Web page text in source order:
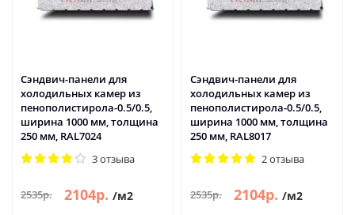
Сэндвич-панели для
холодильных камер из
пенополистирола-0.5/0.5,
ширина 1000 мм, толщина
250 мм, RAL7024
3 отзыва
2535р. 2104р. /м2
Сэндвич-панели для
холодильных камер из
пенополистирола-0.5/0.5,
ширина 1000 мм, толщина
250 мм, RAL8017
2 отзыва
2535р. 2104р. /м2